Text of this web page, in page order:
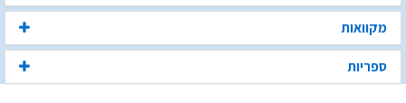
מקוואות
ספריות